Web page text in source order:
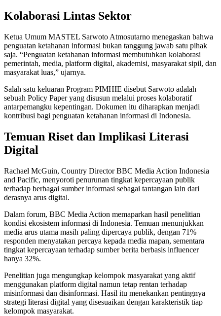
Kolaborasi Lintas Sektor
Ketua Umum MASTEL Sarwoto Atmosutarno menegaskan bahwa
penguatan ketahanan informasi bukan tanggung jawab satu pihak
saja. “Penguatan ketahanan informasi membutuhkan kolaborasi
pemerintah, media, platform digital, akademisi, masyarakat sipil, dan
masyarakat luas,” ujarnya.
Salah satu keluaran Program PIMHIE disebut Sarwoto adalah
sebuah Policy Paper yang disusun melalui proses kolaboratif
antarpemangku kepentingan. Dokumen itu diharapkan menjadi
kontribusi bagi penguatan ketahanan informasi di Indonesia.
Temuan Riset dan Implikasi Literasi
Digital
Rachael McGuin, Country Director BBC Media Action Indonesia
and Pacific, menyoroti penurunan tingkat kepercayaan publik
terhadap berbagai sumber informasi sebagai tantangan lain dari
derasnya arus digital.
Dalam forum, BBC Media Action memaparkan hasil penelitian
kondisi ekosistem informasi di Indonesia. Temuan menunjukkan
media arus utama masih paling dipercaya publik, dengan 71%
responden menyatakan percaya kepada media mapan, sementara
tingkat kepercayaan terhadap sumber berita berbasis influencer
hanya 32%.
Penelitian juga mengungkap kelompok masyarakat yang aktif
menggunakan platform digital namun tetap rentan terhadap
misinformasi dan disinformasi. Hasil itu menekankan pentingnya
strategi literasi digital yang disesuaikan dengan karakteristik tiap
kelompok masyarakat.